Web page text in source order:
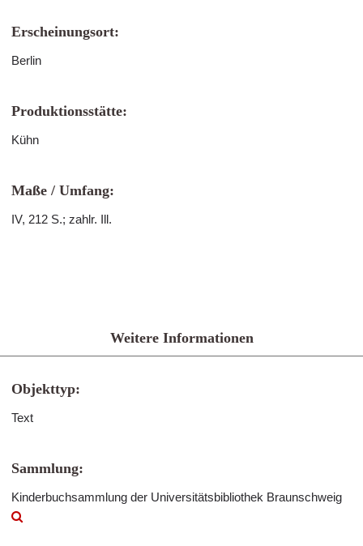
Erscheinungsort:
Berlin
Produktionsstätte:
Kühn
Maße / Umfang:
IV, 212 S.; zahlr. Ill.
Weitere Informationen
Objekttyp:
Text
Sammlung:
Kinderbuchsammlung der Universitätsbibliothek Braunschweig